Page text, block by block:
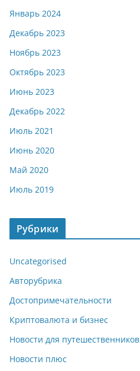
Январь 2024
Декабрь 2023
Ноябрь 2023
Октябрь 2023
Июнь 2023
Декабрь 2022
Июль 2021
Июнь 2020
Май 2020
Июль 2019
Рубрики
Uncategorised
Авторубрика
Достопримечательности
Криптовалюта и бизнес
Новости для путешественников
Новости плюс